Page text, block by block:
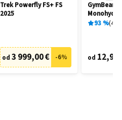
Trek Powerfly FS+ FS
2025
od 3 999,00 € -6%
GymBeam
93% 404
od 12,95